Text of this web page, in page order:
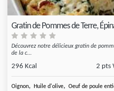
Gratin de Pommes de Terre,
Découvrez notre délicieux gratin de
de la c...
296 Kcal 2 pts
Oignon, Huile d'olive, Oeuf de poule